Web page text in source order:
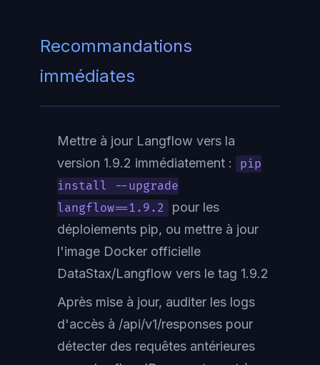
Recommandations
immédiates
Mettre à jour Langflow vers la
version 1.9.2 immédiatement :
pip
install --upgrade
langflow==1.9.2
pour les
déploiements pip, ou mettre à jour
l'image Docker officielle
DataStax/Langflow vers le tag 1.9.2
Après mise à jour, auditer les logs
d'accès à /api/v1/responses pour
détecter des requêtes antérieures